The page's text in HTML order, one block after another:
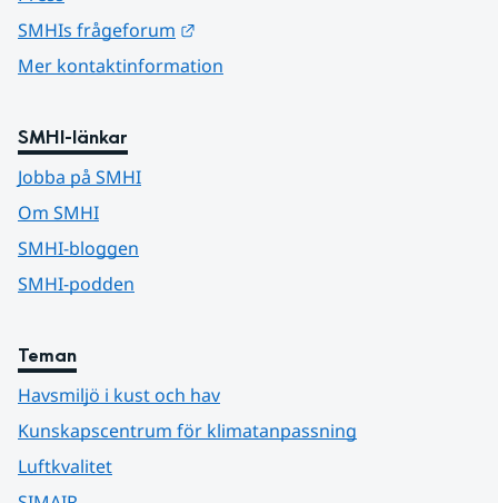
SMHIs frågeforum
Mer kontaktinformation
SMHI-länkar
Jobba på SMHI
Om SMHI
SMHI-bloggen
SMHI-podden
Teman
Havsmiljö i kust och hav
Kunskapscentrum för klimatanpassning
Luftkvalitet